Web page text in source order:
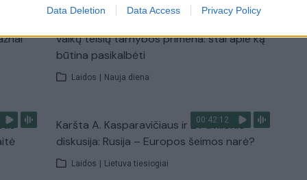
Data Deletion Data Access Privacy Policy
00:15:25
vaikų teisių tarnybos primena: štai apie ką
būtina pasikalbėti
Laidos | Nauja diena
00:42:12
Karšta A. Kasparavičiaus ir Ž Pavilionio
diskusija: Rusija – Europos šeimos narė?
Laidos | Lietuva tiesiogiai